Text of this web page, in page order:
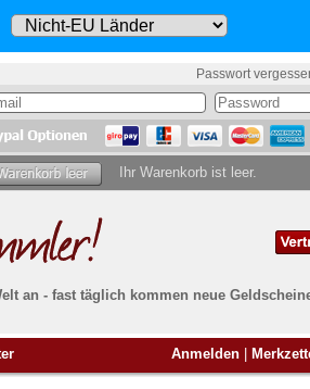
Passwort
Ihr Warenkorb ist leer.
an - fast täglich kommen neue
Möchten Sie Banknoten
verkaufen?
Anmelden